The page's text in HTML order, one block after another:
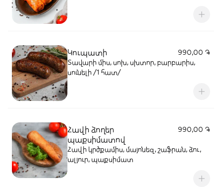
Կուպատի
990,00 ֏
Տավարի միս, սոխ, սխտոր, բարբարիս,
սունելի /1 հատ/
Հավի ձողեր
պաքսիմատով
990,00 ֏
Հավի կրծքամիս, մայոնեզ, շաֆրան, ձու,
ալյուր, պաքսիմատ